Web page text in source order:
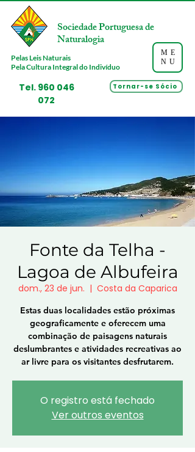
ME
NU
Tel. 960 046
072
Sociedade Portuguesa de
Naturalogia
Pelas Leis Naturais
Pela Cultura Integral do Indivíduo
Tornar-se Sócio
Fonte da Telha -
Lagoa de Albufeira
dom., 23 de jun.
  |
Costa da Caparica
Estas duas localidades estão próximas
geograficamente e oferecem uma
combinação de paisagens naturais
deslumbrantes e atividades recreativas ao
ar livre para os visitantes desfrutarem.
O registro está fechado
Ver outros eventos